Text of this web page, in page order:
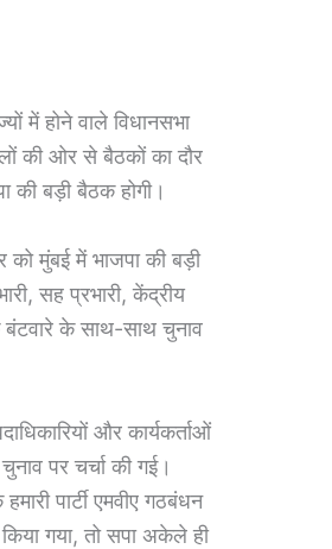
में होने वाले विधानसभा
की ओर से बैठकों का दौर
की बड़ी बैठक होगी।
को मुंबई में भाजपा की बड़ी
सह प्रभारी, केंद्रीय
बंटवारे के साथ-साथ चुनाव
और कार्यकर्ताओं
पर चर्चा की गई।
पार्टी एमवीए गठबंधन
गया, तो सपा अकेले ही